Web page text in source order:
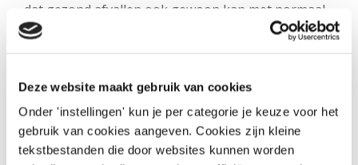
Deze website maakt gebruik van cookies
Onder 'instellingen' kun je per categorie je keuze voor het
gebruik van cookies aangeven. Cookies zijn kleine
tekstbestanden die door websites kunnen worden
dat gezond afvallen ook gewoon kan met normaal
eten.